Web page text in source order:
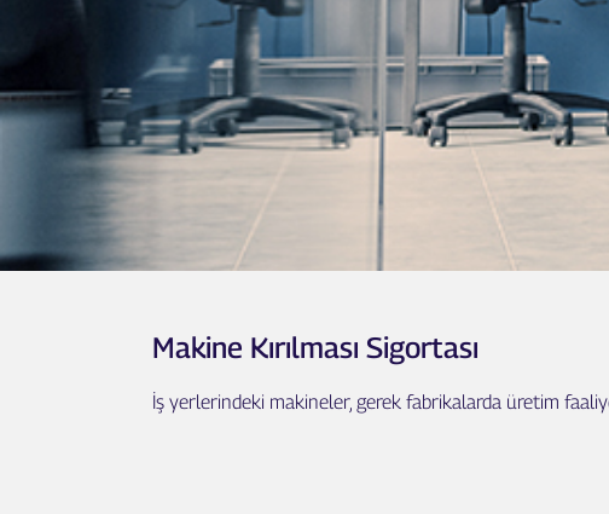
Makine Kırılması Sigortası
İş yerlerindeki makineler, gerek fabrikalarda üretim